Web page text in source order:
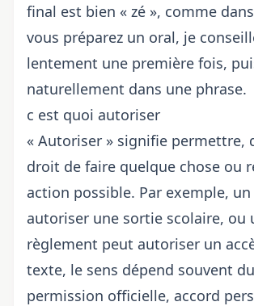
final est bien « zé », comme
vous préparez un oral, je
lentement une première fois,
naturellement dans une phrase.
c est quoi autoriser
« Autoriser » signifie permettre,
droit de faire quelque chose ou
action possible. Par exemple,
autoriser une sortie scolaire, ou
règlement peut autoriser un
texte, le sens dépend souvent
permission officielle, accord